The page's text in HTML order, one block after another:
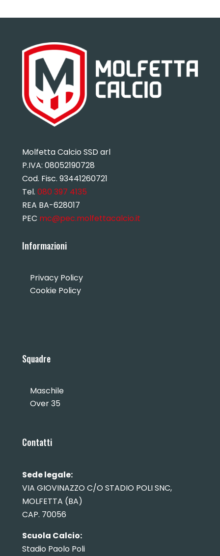
Molfetta Calcio SSD arl
P.IVA: 08052190728
Cod. Fisc. 93441260721
Tel. 080 397 4135
REA BA-628017
PEC mc@pec.molfettacalcio.it
Informazioni
Privacy Policy
Cookie Policy
Squadre
Maschile
Over 35
Contatti
Sede legale:
VIA GIOVINAZZO C/O STADIO POLI SNC,
MOLFETTA (BA)
CAP. 70056
Scuola Calcio:
Stadio Paolo Poli